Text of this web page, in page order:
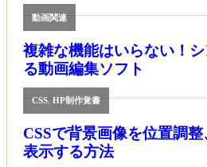
動画関連
複雑な機能はいらない！
る動画編集ソフト
CSS,HP制作覚書
CSSで背景画像を位置調
表示する方法